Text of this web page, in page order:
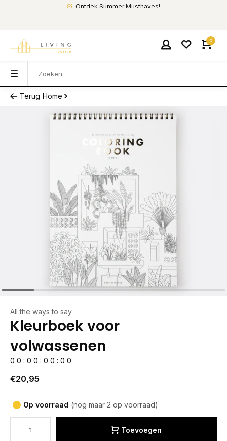
Ontdek Summer Musthaves!
0
Terug Home
All the ways to say
Kleurboek voor
volwassenen
0 0 : 0 0 : 0 0 : 0 0
€20,95
Op voorraad (nog maar 2 op voorraad)
Toevoegen